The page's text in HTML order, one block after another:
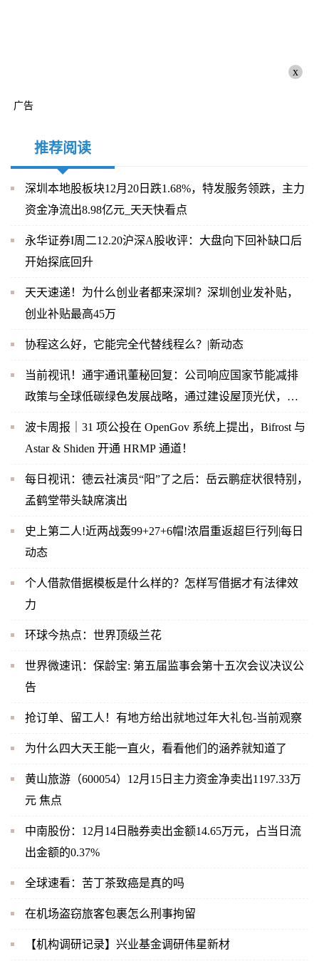
x
广告
推荐阅读
深圳本地股板块12月20日跌1.68%，特发服务领跌，主力
资金净流出8.98亿元_天天快看点
永华证券I周二12.20沪深A股收评：大盘向下回补缺口后
开始探底回升
天天速递！为什么创业者都来深圳？深圳创业发补贴，
创业补贴最高45万
协程这么好，它能完全代替线程么？|新动态
当前视讯！通宇通讯董秘回复：公司响应国家节能减排
政策与全球低碳绿色发展战略，通过建设屋顶光伏，实
波卡周报｜31 项公投在 OpenGov 系统上提出，Bifrost 与
Astar & Shiden 开通 HRMP 通道！
每日视讯：德云社演员“阳”了之后：岳云鹏症状很特别，
孟鹤堂带头缺席演出
史上第二人!近两战轰99+27+6帽!浓眉重返超巨行列|每日
动态
个人借款借据模板是什么样的？怎样写借据才有法律效
力
环球今热点：世界顶级兰花
世界微速讯：保龄宝: 第五届监事会第十五次会议决议公
告
抢订单、留工人！有地方给出就地过年大礼包-当前观察
为什么四大天王能一直火，看看他们的涵养就知道了
黄山旅游（600054）12月15日主力资金净卖出1197.33万
元 焦点
中南股份：12月14日融券卖出金额14.65万元，占当日流
出金额的0.37%
全球速看：苦丁茶致癌是真的吗
在机场盗窃旅客包裹怎么刑事拘留
【机构调研记录】兴业基金调研伟星新材